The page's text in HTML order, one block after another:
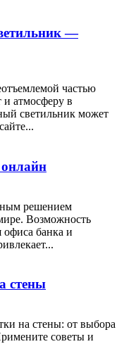
—
частью
и атмосферу в
светильник может
решением
Возможность
офиса банка и
стены
на стены: от выбора
советы и